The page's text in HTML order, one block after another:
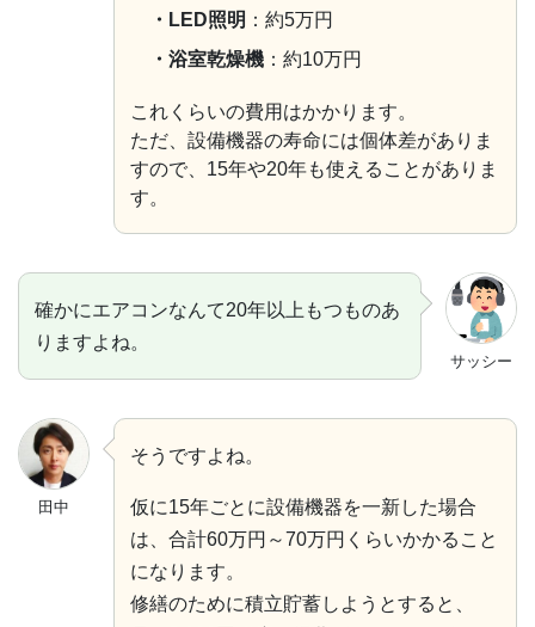
・LED照明 ：約5万円
・浴室乾燥機 ：約10万円
これくらいの費用はかかります。
ただ、設備機器の寿命には個体差がありま
すので、15年や20年も使えることがありま
す。
サッシー
確かにエアコンなんて20年以上もつものあ
りますよね。
田中
そうですよね。
仮に15年ごとに設備機器を一新した場合
は、合計60万円～70万円くらいかかること
になります。
修繕のために積立貯蓄しようとすると、